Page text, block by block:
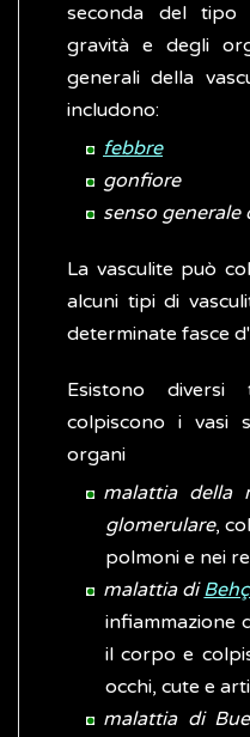
seconda del tipo
gravità e degli
generali della
includono:
febbre
gonfiore
senso generale
La vasculite può
alcuni tipi di
determinate fasce
Esistono
colpiscono i vasi
organi
malattia della
glomerulare,
polmoni e nei
malattia di
infiammazione
il corpo e
occhi, cute e
malattia di